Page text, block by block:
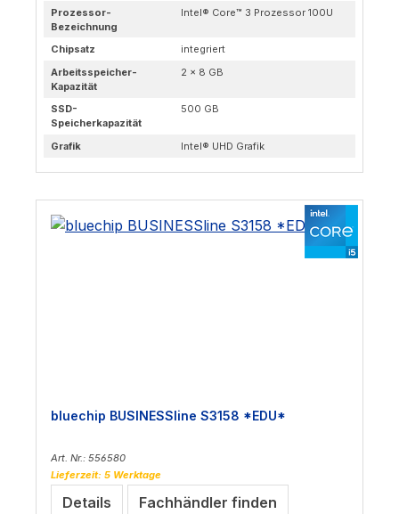
Prozessor-
Bezeichnung
Intel® Core™ 3 Prozessor 100U
Chipsatz
integriert
Arbeitsspeicher-
Kapazität
2 × 8 GB
SSD-
Speicherkapazität
500 GB
Grafik Intel® UHD Grafik
bluechip BUSINESSline S3158 *EDU*
Art. Nr.: 556580
Lieferzeit: 5 Werktage
Details Fachhändler finden